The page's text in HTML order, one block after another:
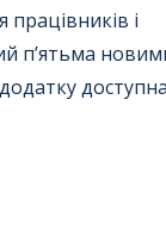
і
п’ятьма
доступна